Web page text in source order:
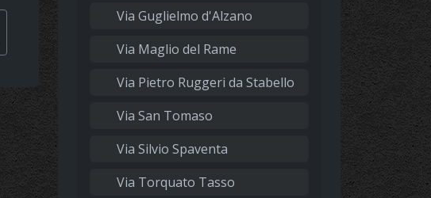
Via Guglielmo d'Alzano
Via Maglio del Rame
Via Pietro Ruggeri da Stabello
Via San Tomaso
Via Silvio Spaventa
Via Torquato Tasso